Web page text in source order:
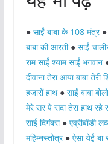
● साईं बाबा के 108 मंत्र●
बाबा की आरती● साईं
राम साईं श्याम साईं भगवान
दीवाना तेरा आया बाबा तेरी
हजारों हाथ● साईं बाबा बोलो
मेरे सर पे सदा तेरा हाथ रहे
साई दिगंबरा● एव्रीबॉडी
महिम्नस्तोत्र● ऐसा येई बा